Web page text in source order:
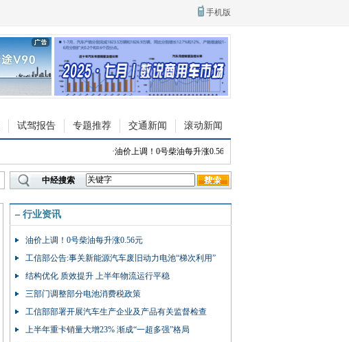
手机版
滚动新闻
交通新闻
专题推荐
试驾报告
油价上调！0号柴油每升涨0.56元·
中经搜索
– 行业资讯
油价上调！0号柴油每升涨0.56元
工信部公告:事关新能源汽车废旧动力电池“梯次利用”
结构优化 质效提升 上半年物流运行平稳
三部门调整部分电池消费税政策
工信部部署开展汽车生产企业及产品有关监督检查
上半年重卡销量大增23% 渐成“一超多强”格局